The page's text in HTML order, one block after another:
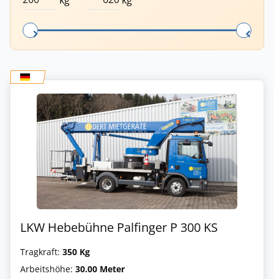
LKW Hebebühne Palfinger P 300 KS
Tragkraft: 350 Kg
Arbeitshöhe: 30.00 Meter